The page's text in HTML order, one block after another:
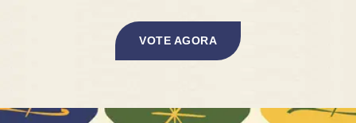
VOTE AGORA